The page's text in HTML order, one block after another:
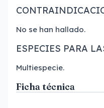
No se han hallado.
ESPECIES PARA
Multiespecie.
Ficha técnica